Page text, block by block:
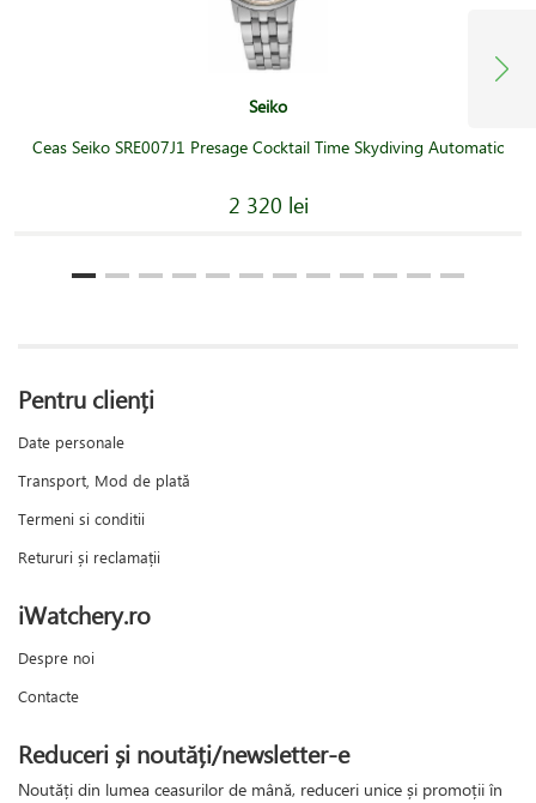
Seiko
Ceas Seiko SRE007J1 Presage Cocktail Time Skydiving Automatic
2 320 lei
Pentru clienți
Date personale
Transport, Mod de plată
Termeni si conditii
Retururi și reclamații
iWatchery.ro
Despre noi
Contacte
Reduceri și noutăți/newsletter-e
Noutăți din lumea ceasurilor de mână, reduceri unice și promoții în